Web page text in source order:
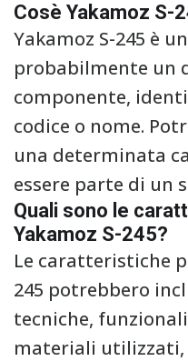
Cosè Yakamoz S-
Yakamoz S-245 è
probabilmente un
componente,
codice o nome.
una determinata
essere parte di un
Quali sono le
Yakamoz S-245?
Le caratteristiche
245 potrebbero
tecniche,
materiali